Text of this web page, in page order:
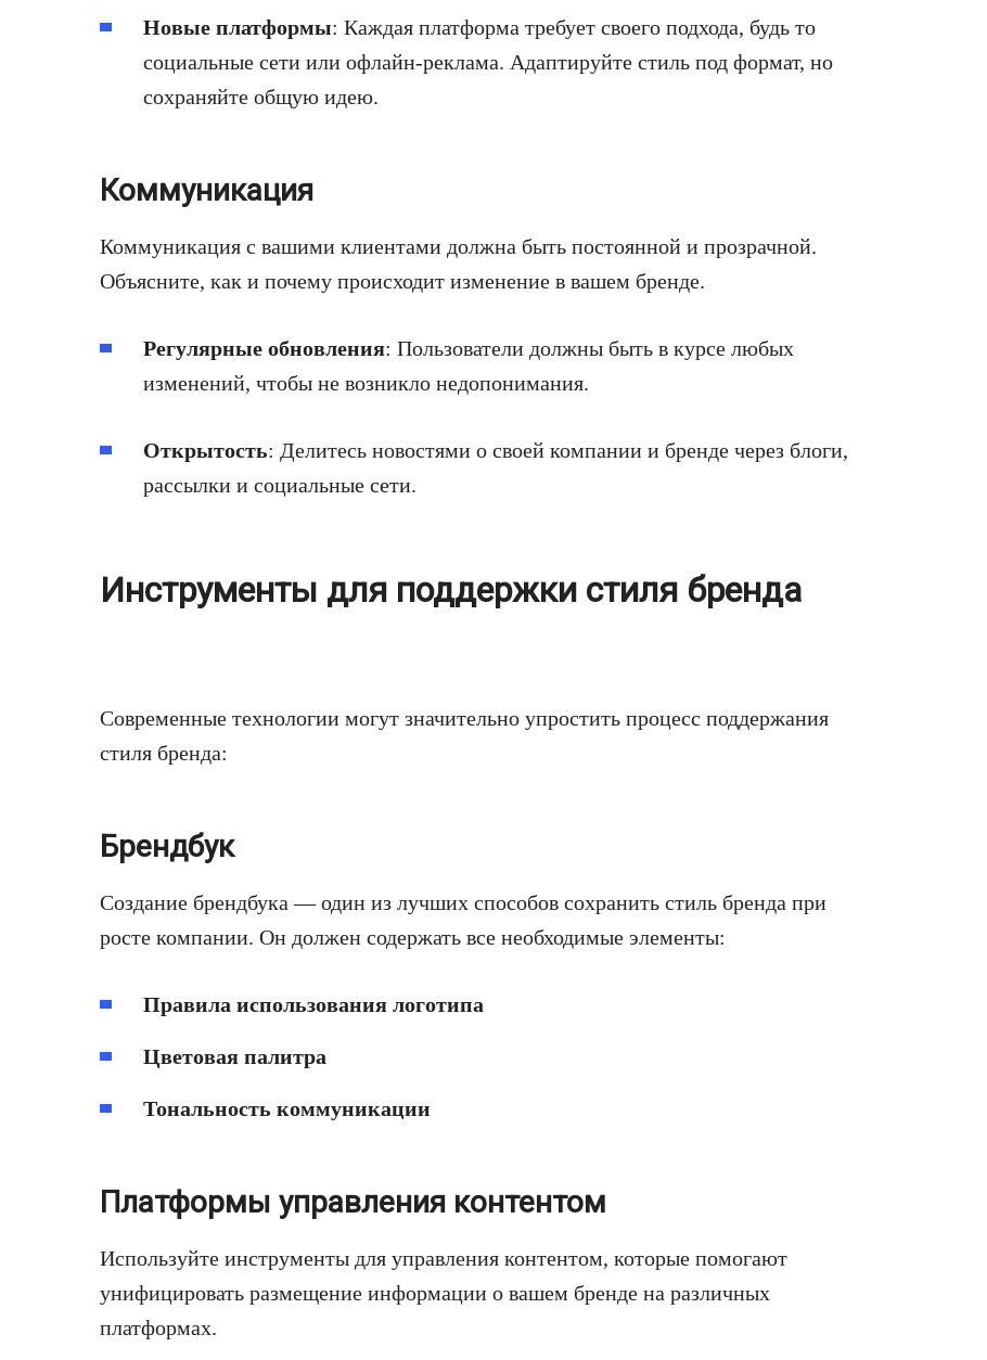
Новые платформы: Каждая платформа требует своего подхода, будь то
социальные сети или офлайн-реклама. Адаптируйте стиль под формат, но
сохраняйте общую идею.
Коммуникация
Коммуникация с вашими клиентами должна быть постоянной и прозрачной.
Объясните, как и почему происходит изменение в вашем бренде.
Регулярные обновления: Пользователи должны быть в курсе любых
изменений, чтобы не возникло недопонимания.
Открытость: Делитесь новостями о своей компании и бренде через блоги,
рассылки и социальные сети.
Инструменты для поддержки стиля бренда
Современные технологии могут значительно упростить процесс поддержания
стиля бренда:
Брендбук
Создание брендбука — один из лучших способов сохранить стиль бренда при
росте компании. Он должен содержать все необходимые элементы:
Правила использования логотипа
Цветовая палитра
Тональность коммуникации
Платформы управления контентом
Используйте инструменты для управления контентом, которые помогают
унифицировать размещение информации о вашем бренде на различных
платформах.